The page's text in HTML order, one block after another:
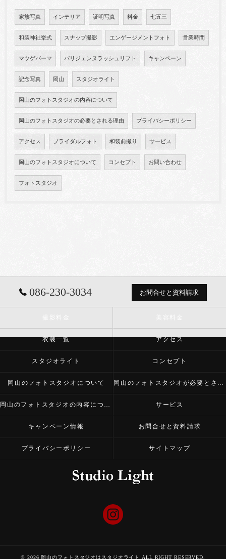
家族写真 インテリア 証明写真 料金 七五三
和装神社挙式 スナップ撮影 エンゲージメントフォト 営業時間
マツゲパーマ パリジェンヌラッシュリフト キャンペーン
記念写真 岡山 スタジオライト
岡山のフォトスタジオの内容について
岡山のフォトスタジオの必要とされる理由 プライバシーポリシー
アクセス ブライダルフォト 和装前撮り サービス
岡山のフォトスタジオについて コンセプト お問い合わせ
フォトスタジオ
086-230-3034 お問合せと資料請求
衣装一覧 アクセス
スタジオライト コンセプト
岡山のフォトスタジオについて 岡山のフォトスタジオが必要とされる理由
岡山のフォトスタジオの内容について サービス
キャンペーン情報 お問合せと資料請求
プライバシーポリシー サイトマップ
© 2026 岡山のフォトスタジオはスタジオライト ALL RIGHT RESERVED.